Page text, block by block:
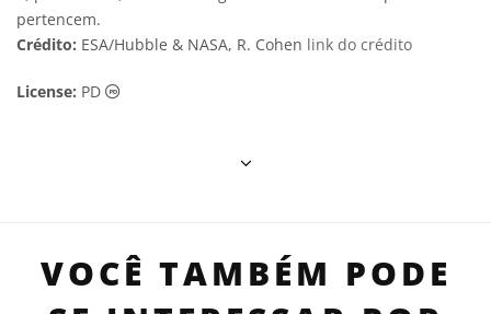
pertencem.
Crédito: ESA/Hubble & NASA, R. Cohen link do crédito
License: PD Domínio Público ícones
VOCÊ TAMBÉM PODE